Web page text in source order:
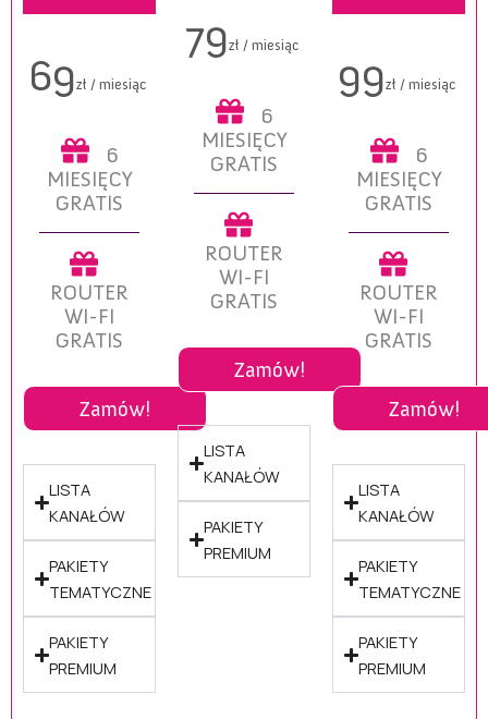
69zł / miesiąc
6
MIESIĘCY
GRATIS
ROUTER
WI-FI
GRATIS
Zamów!
LISTA
KANAŁÓW
PAKIETY
TEMATYCZNE
PAKIETY
PREMIUM
79zł / miesiąc
6
MIESIĘCY
GRATIS
ROUTER
WI-FI
GRATIS
Zamów!
LISTA
KANAŁÓW
PAKIETY
PREMIUM
99zł / miesiąc
6
MIESIĘCY
GRATIS
ROUTER
WI-FI
GRATIS
Zamów!
LISTA
KANAŁÓW
PAKIETY
TEMATYCZNE
PAKIETY
PREMIUM